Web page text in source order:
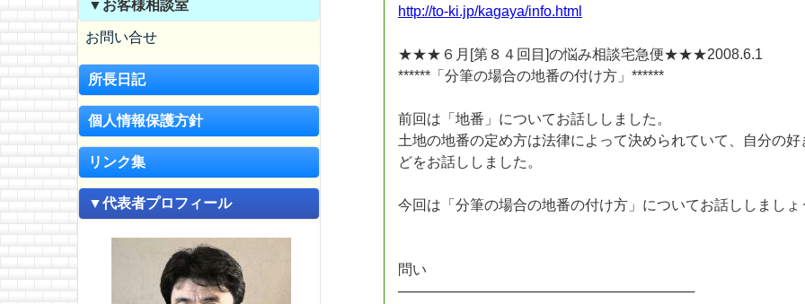
▼お客様相談室
お問い合せ
所長日記
個人情報保護方針
リンク集
▼代表者プロフィール
http://to-ki.jp/kagaya/info.html
★★★６月[第８４回目]の悩み相談宅急便★★★2008.6.1
******「分筆の場合の地番の付け方」******
前回は「地番」についてお話ししました。
土地の地番の定め方は法律によって決められていて、自分の
どをお話ししました。
今回は「分筆の場合の地番の付け方」についてお話ししましょ
問い
──────────────────────────────